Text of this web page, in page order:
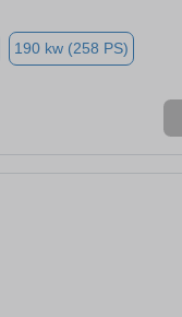
190 kw (258 PS)